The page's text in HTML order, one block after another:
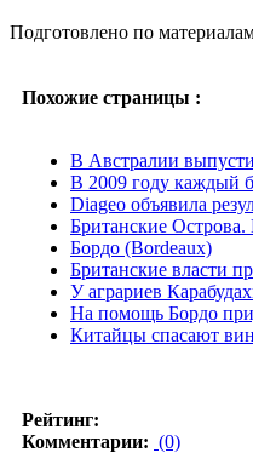
Подготовлено по
Похожие страницы :
В Австралии
В 2009 году каждый
Diageo объявила
Британские
Бордо (Bordeaux)
Британские власти
У аграриев
На помощь Бордо
Китайцы спасают
Рейтинг:
Комментарии: (0)